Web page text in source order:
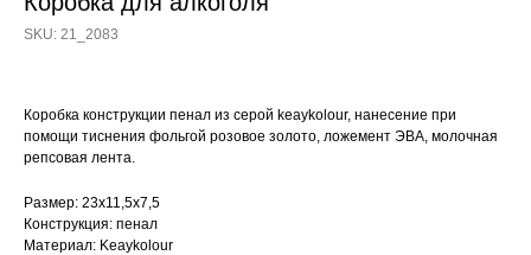
SKU: 21_2083
Коробка конструкции пенал из серой keaykolour, нанесение при
помощи тиснения фольгой розовое золото, ложемент ЭВА, молочная
репсовая лента.
Размер: 23х11,5х7,5
Конструкция: пенал
Материал: Keaykolour